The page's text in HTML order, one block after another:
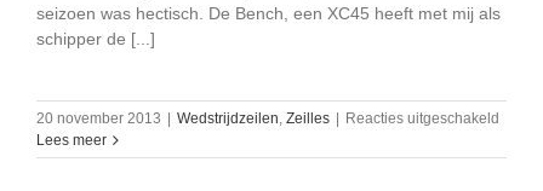
seizoen was hectisch. De Bench, een XC45 heeft met mij als
schipper de [...]
20 november 2013 Wedstrijdzeilen, Zeilles Reacties uitgeschakeld
Lees meer